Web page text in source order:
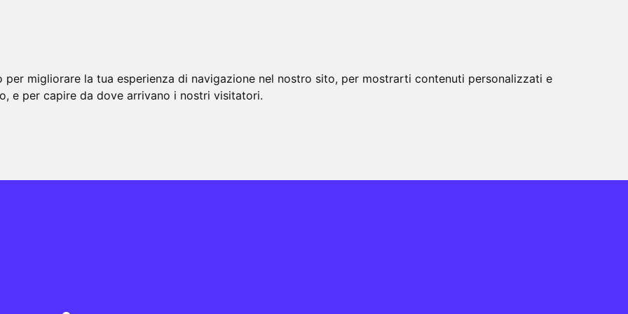
migliorare la tua esperienza di navigazione nel nostro sito, per mostrarti contenuti personalizzati e
e per capire da dove arrivano i nostri visitatori.